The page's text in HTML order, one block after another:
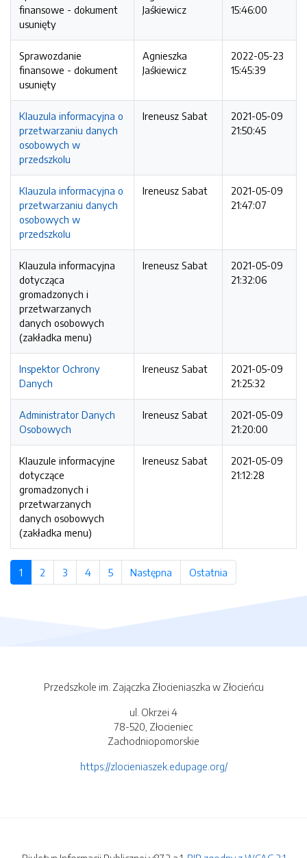
finansowe - dokument
usunięty
Jaśkiewicz
15:46:00
Sprawozdanie
finansowe - dokument
usunięty
Agnieszka
Jaśkiewicz
2022-05-23
15:45:39
Klauzula informacyjna o
przetwarzaniu danych
osobowych w
przedszkolu
Ireneusz Sabat
2021-05-09
21:50:45
Klauzula informacyjna o
przetwarzaniu danych
osobowych w
przedszkolu
Ireneusz Sabat
2021-05-09
21:47:07
Klauzula informacyjna
dotycząca
gromadzonych i
przetwarzanych
danych osobowych
(zakładka menu)
Ireneusz Sabat
2021-05-09
21:32:06
Inspektor Ochrony
Danych
Ireneusz Sabat
2021-05-09
21:25:32
Administrator Danych
Osobowych
Ireneusz Sabat
2021-05-09
21:20:00
Klauzule informacyjne
dotyczące
gromadzonych i
przetwarzanych
danych osobowych
(zakładka menu)
Ireneusz Sabat
2021-05-09
21:12:28
1 (bieżąca strona)
2 strona
3 strona
4 strona
5 stronaNastępna stronaOstatnia
Przedszkole im. Zajączka Złocieniaszka w Złocieńcu
ul. Okrzei 4
78-520, Złocieniec
Zachodniopomorskie
https://zlocieniaszek.edupage.org/